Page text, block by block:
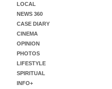
LOCAL
NEWS 360
CASE DIARY
CINEMA
OPINION
PHOTOS
LIFESTYLE
SPIRITUAL
INFO+